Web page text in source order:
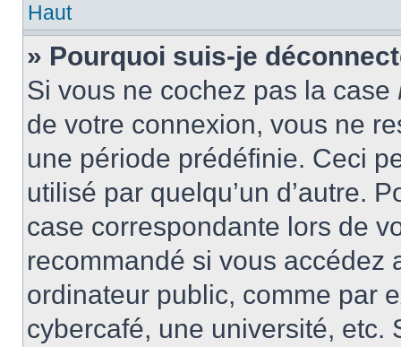
Haut
» Pourquoi suis-je
Si vous ne cochez pas la case
de votre connexion, vous ne
une période prédéfinie. Ceci
utilisé par quelqu’un d’autre.
case correspondante lors de
recommandé si vous accédez
ordinateur public, comme par
cybercafé, une université, etc.